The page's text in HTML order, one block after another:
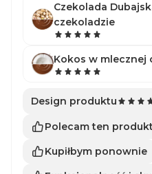
Czekolada
czekoladzie
Kokos w mlecznej
Design produktu
Polecam ten produkt
Kupiłbym ponownie